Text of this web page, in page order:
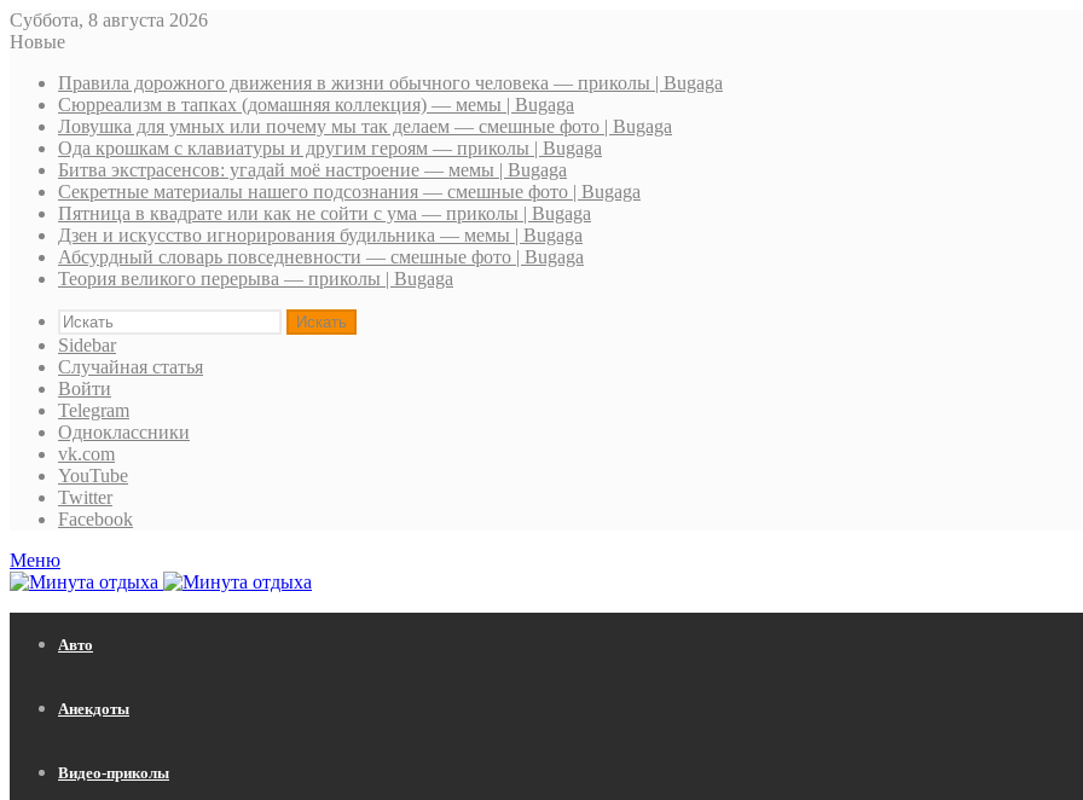
Суббота, 8 августа 2026
Новые
Правила дорожного движения в жизни обычного человека — приколы | Bugaga
Сюрреализм в тапках (домашняя коллекция) — мемы | Bugaga
Ловушка для умных или почему мы так делаем — смешные фото | Bugaga
Ода крошкам с клавиатуры и другим героям — приколы | Bugaga
Битва экстрасенсов: угадай моё настроение — мемы | Bugaga
Секретные материалы нашего подсознания — смешные фото | Bugaga
Пятница в квадрате или как не сойти с ума — приколы | Bugaga
Дзен и искусство игнорирования будильника — мемы | Bugaga
Абсурдный словарь повседневности — смешные фото | Bugaga
Теория великого перерыва — приколы | Bugaga
Искать
Sidebar
Случайная статья
Войти
Telegram
Одноклассники
vk.com
YouTube
Twitter
Facebook
Меню
Авто
Анекдоты
Видео-приколы